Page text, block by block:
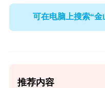
可在电脑上搜索“
推荐内容